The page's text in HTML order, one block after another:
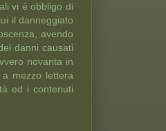
vi è obbligo di
il danneggiato
avendo
danni causati
novanta in
mezzo lettera
ed i contenuti